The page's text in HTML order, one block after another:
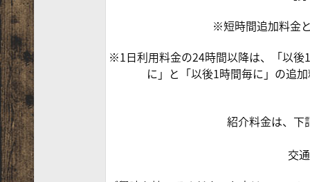
※短時間追加料金
※1日利用料金の24時間以降は、「以後
に」と「以後1時間毎に」の追
紹介料金は、下
交